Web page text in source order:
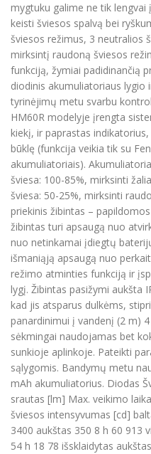
mygtuku galime ne tik
keisti šviesos spalvą bei
šviesos režimus, 3 neutralios
mirksintį raudoną šviesos
funkciją, žymiai padidinančią
diodinis akumuliatoriaus lygio
tyrinėjimų metu svarbu
HM60R modelyje įrengta
kiekį, ir paprastas
būklę (funkcija veikia tik su
akumuliatoriais).
šviesa: 100-85%, mirksinti
šviesa: 50-25%, mirksinti
priekinis žibintas –
žibintas turi apsaugą nuo
nuo netinkamai įdiegtų
išmaniąją apsaugą nuo
režimo atminties funkciją ir
lygį. Žibintas pasižymi aukšta
kad jis atsparus dulkėms,
panardinimui į vandenį (2 m)
sėkmingai naudojamas bet
sunkioje aplinkoje. Pateikti
sąlygomis. Bandymų metu
mAh akumuliatorius. Diodas
srautas [lm] Max. veikimo
šviesos intensyvumas [cd]
3400 aukštas 350 8 h 60 913
54 h 18 78 išsklaidytas